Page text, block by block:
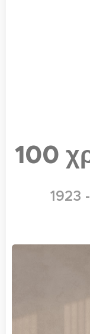
100
1923